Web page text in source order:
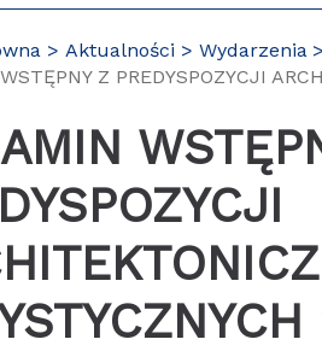
Aktualności
Wydarzenia
Z PREDYSPOZYCJI